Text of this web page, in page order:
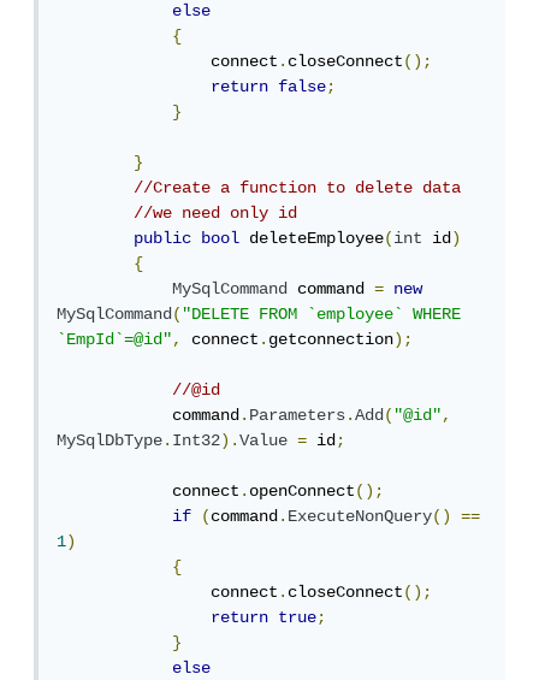
else
{
                connect
.closeConnect();
return
false;
}
}
//Create a function to delete data
//we need only id
public
bool deleteEmployee(int id)
{
MySqlCommand command =
new
MySqlCommand("DELETE FROM `employee` WHERE
`EmpId`=@id", connect.getconnection);
//@id
            command
.Parameters.Add("@id",
MySqlDbType.Int32).Value = id;
            connect
.openConnect();
if
(command.ExecuteNonQuery()
==
1)
{
                connect
.closeConnect();
return
true;
}
else